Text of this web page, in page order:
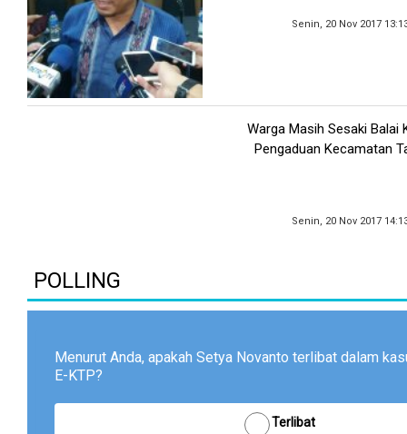
Senin, 20 Nov 2017
Warga Masih Sesaki Balai
Pengaduan Kecamatan
Senin, 20 Nov 2017
POLLING
Menurut Anda, apakah Setya Novanto terlibat dalam
E-KTP?
Terlibat